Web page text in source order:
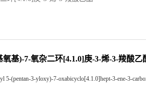
氧基)-7-氧杂二环[4.1.0]庚-3-烯-3-羧酸乙
5-(pentan-3-yloxy)-7-oxabicyclo[4.1.0]hept-3-ene-3-